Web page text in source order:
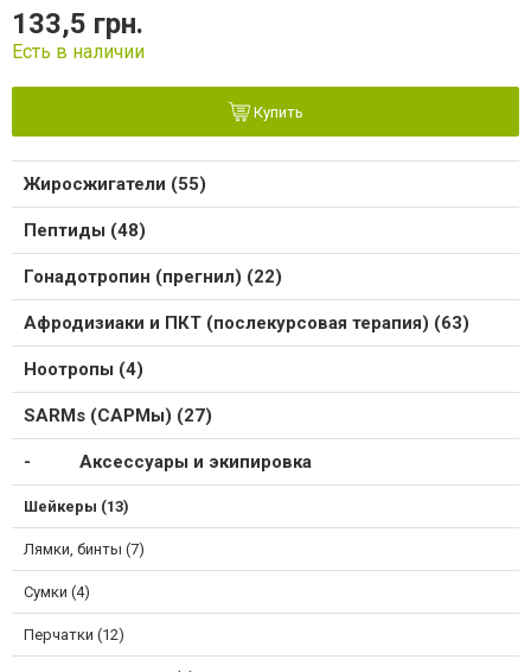
133,5 грн.
Есть в наличии
Купить
Жиросжигатели (55)
Пептиды (48)
Гонадотропин (прегнил) (22)
Афродизиаки и ПКТ (послекурсовая терапия) (63)
Ноотропы (4)
SARMs (САРМы) (27)
Аксессуары и экипировка
Шейкеры (13)
Лямки, бинты (7)
Сумки (4)
Перчатки (12)